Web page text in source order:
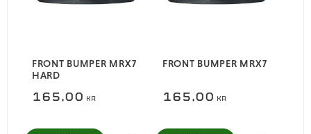
FRONT BUMPER MRX7
HARD
165,00 KR
FRONT BUMPER MRX7
165,00 KR